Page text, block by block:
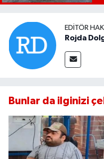
EDITÖR
Rojda
Bunlar da ilginizi